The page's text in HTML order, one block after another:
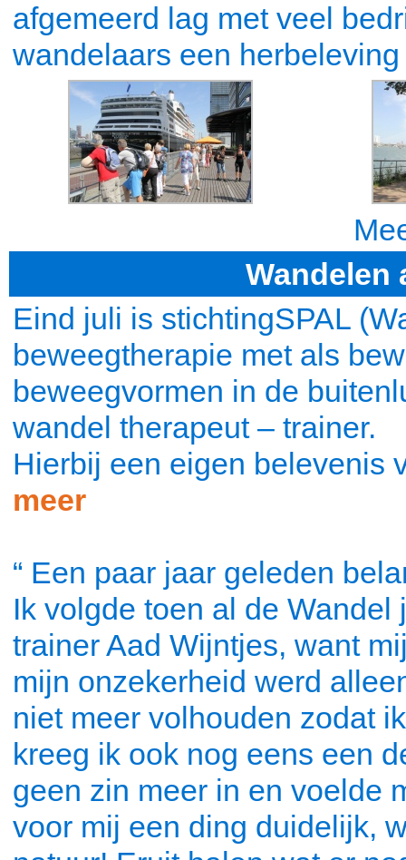
afgemeerd lag met veel
wandelaars een
Wandelen
Eind juli is stichtingSPAL
beweegtherapie met als
beweegvormen in de
wandel therapeut – trainer.
Hierbij een eigen belevenis
meer
“ Een paar jaar geleden
Ik volgde toen al de
trainer Aad Wijntjes, want
mijn onzekerheid werd
niet meer volhouden zodat
kreeg ik ook nog eens een
geen zin meer in en voelde
voor mij een ding duidelijk,